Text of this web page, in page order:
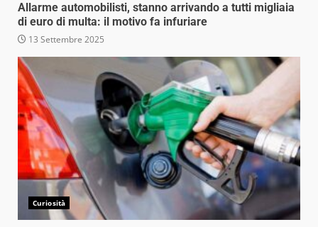
Allarme automobilisti, stanno arrivando a tutti migliaia
di euro di multa: il motivo fa infuriare
13 Settembre 2025
Curiosità